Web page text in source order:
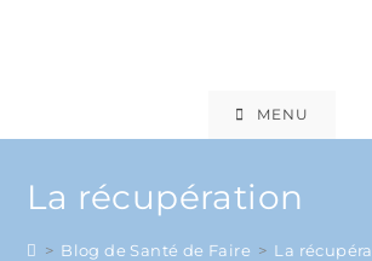
MENU
La récupération
> Blog de Santé de Faire > La